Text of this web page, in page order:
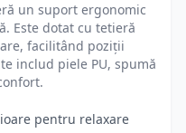
un suport ergonomic
Este dotat cu tetieră
facilitând poziții
includ piele PU, spumă
pentru relaxare